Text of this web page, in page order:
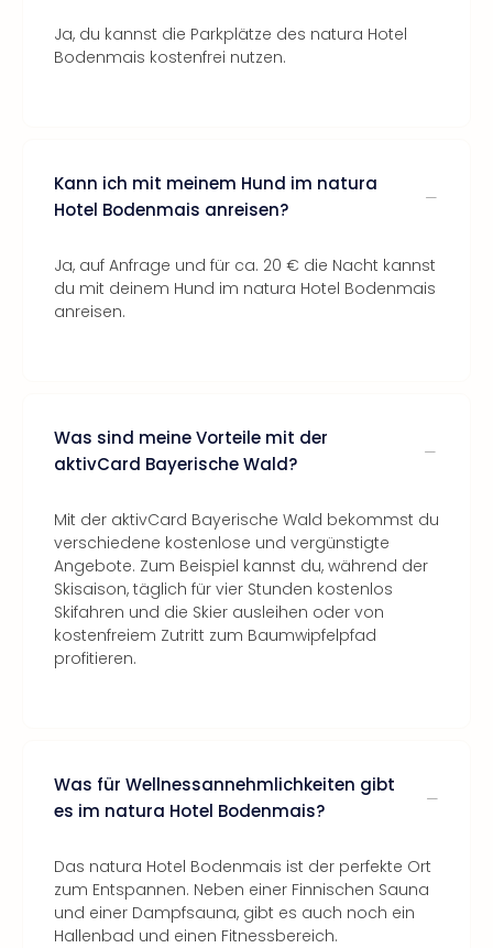
Ja, du kannst die Parkplätze des natura Hotel
Bodenmais kostenfrei nutzen.
Kann ich mit meinem Hund im natura
Hotel Bodenmais anreisen?
Ja, auf Anfrage und für ca. 20 € die Nacht kannst
du mit deinem Hund im natura Hotel Bodenmais
anreisen.
Was sind meine Vorteile mit der
aktivCard Bayerische Wald?
Mit der aktivCard Bayerische Wald bekommst du
verschiedene kostenlose und vergünstigte
Angebote. Zum Beispiel kannst du, während der
Skisaison, täglich für vier Stunden kostenlos
Skifahren und die Skier ausleihen oder von
kostenfreiem Zutritt zum Baumwipfelpfad
profitieren.
Was für Wellnessannehmlichkeiten gibt
es im natura Hotel Bodenmais?
Das natura Hotel Bodenmais ist der perfekte Ort
zum Entspannen. Neben einer Finnischen Sauna
und einer Dampfsauna, gibt es auch noch ein
Hallenbad und einen Fitnessbereich.